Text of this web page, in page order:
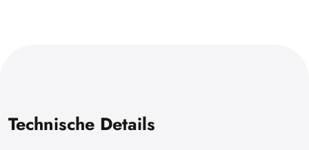
Technische Details